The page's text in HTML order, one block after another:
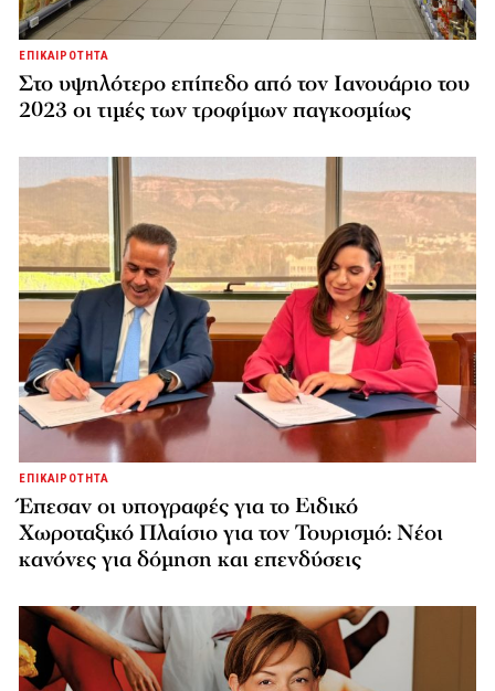
ΕΠΙΚΑΙΡΟΤΗΤΑ
Στο υψηλότερο επίπεδο από τον Ιανουάριο του
2023 οι τιμές των τροφίμων παγκοσμίως
ΕΠΙΚΑΙΡΟΤΗΤΑ
Έπεσαν οι υπογραφές για το Ειδικό
Χωροταξικό Πλαίσιο για τον Τουρισμό: Νέοι
κανόνες για δόμηση και επενδύσεις